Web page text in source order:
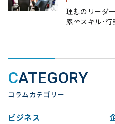
理想のリーダ
素やスキル・
CATEGORY
コラムカテゴリー
ビジネス